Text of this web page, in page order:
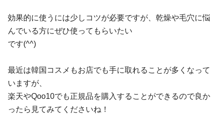
効果的に使うには少しコツが必要ですが、乾燥や毛穴に悩
んでいる方にぜひ使ってもらいたい
です(^^)
最近は韓国コスメもお店でも手に取れることが多くなって
いますが、
楽天やQoo10でも正規品を購入することができるので良か
ったら見てみてくださいね！